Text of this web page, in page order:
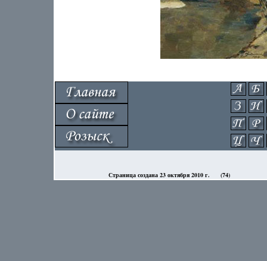
Страница создана 23 октября 2010 г. (74)